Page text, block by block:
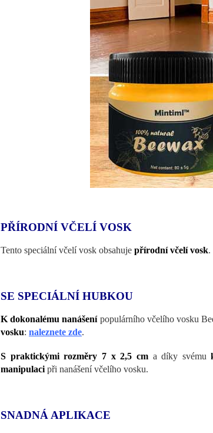
PŘÍRODNÍ VČELÍ VOSK
Tento speciální včelí vosk obsahuje přírodní včelí vosk.
SE SPECIÁLNÍ HUBKOU
K dokonalému nanášenípopulárního včelího vosku
vosku: naleznete zde.
S praktickými rozměry 7 x 2,5 cma díky svému
manipulaci při nanášení včelího vosku.
SNADNÁ APLIKACE